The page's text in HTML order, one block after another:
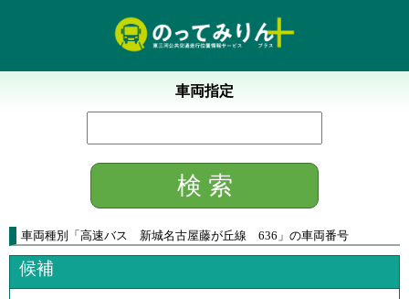
車両指定
車両種別 「 高速バス 新城名古屋藤が丘線 636 」 の車両番号
候補